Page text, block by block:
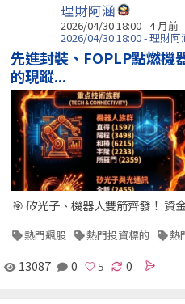
理財阿涵
2026/04/30 18:00 - 4 月前
2026/04/30 18:00 - 理財阿
先進封裝、FOPLP點燃機
的現蹤...
🎯 矽光子、機器人雙箭齊發！ 資
熱門飆股 熱門投資標的 熱
13087 0 0